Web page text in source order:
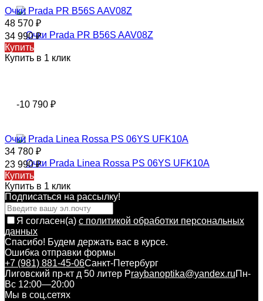
Очки Prada PR B56S AAV08Z
48 570 ₽
34 990₽
Купить
Купить в 1 клик
-10 790 ₽
Очки Prada Linea Rossa PS 06YS UFK10A
34 780 ₽
23 990₽
Купить
Купить в 1 клик
Подписаться на рассылкy!
Я согласен(a) с политикой обработки персональных
данных
Спасибо! Будем держать вас в курсе.
Ошибка отправки формы
+7 (981) 881-45-06Санкт-Петербург
Лиговский пр-кт д 50 литер Рraybanoptika@yandex.ruПн-
Вс 12:00—20:00
Мы в соц.сетях